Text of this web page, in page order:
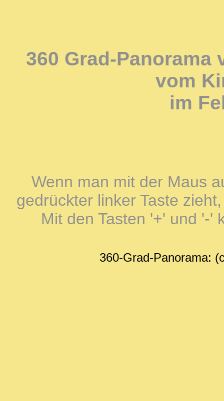
360 Grad-Panorama
vom
im
Wenn man mit der Maus
gedrückter linker Taste
Mit den Tasten '+' und '-'
360-Grad-Panorama: